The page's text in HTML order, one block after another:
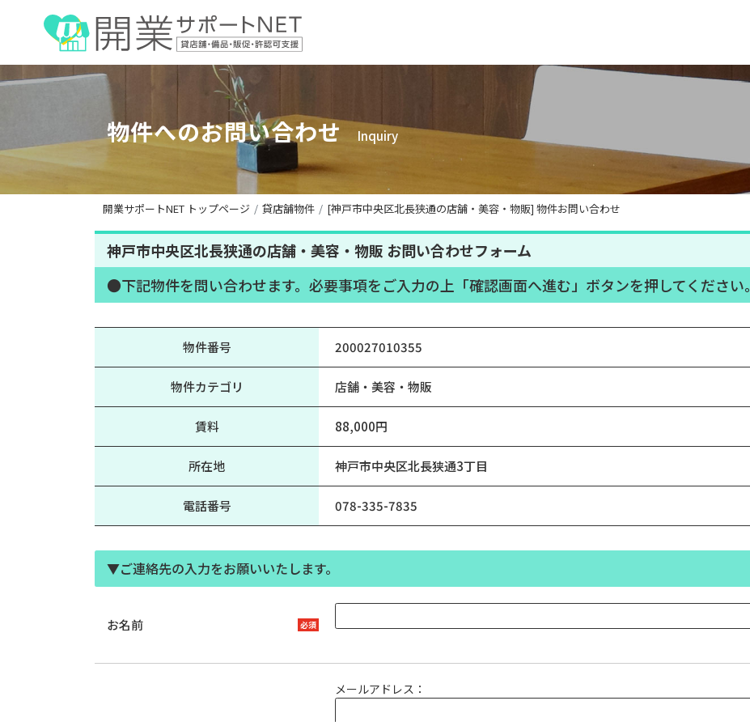
物件へのお問い合わせ Inquiry
開業サポートNET トップページ 貸店舗物件 [神戸市中央区北長狭通の店舗・美容・物販] 物件お問い合わせ
神戸市中央区北長狭通の店舗・美容・物販 お問い合わせフォーム
●下記物件を問い合わせます。必要事項をご入力の上「確認画面へ進む」ボタンを押してください。
物件番号 200027010355
物件カテゴリ 店舗・美容・物販
賃料 88,000円
所在地 神戸市中央区北長狭通3丁目
電話番号 078-335-7835
▼ご連絡先の入力をお願いいたします。
お名前
メールアドレス：